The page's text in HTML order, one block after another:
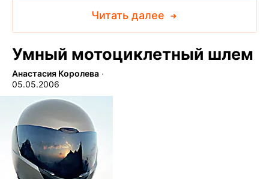
Читать далее
Умный мотоциклетный шлем
Анастасия Королева ∙
05.05.2006